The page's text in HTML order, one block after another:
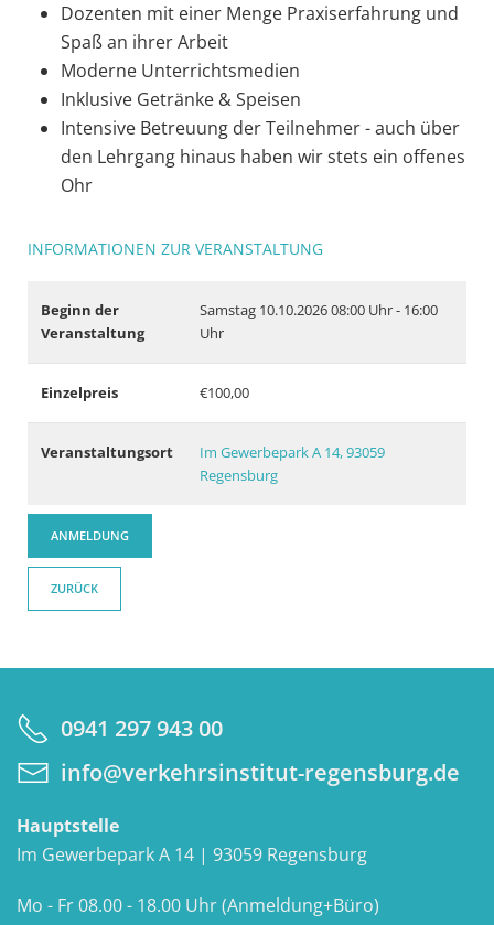
Dozenten mit einer Menge Praxiserfahrung und
Spaß an ihrer Arbeit
Moderne Unterrichtsmedien
Inklusive Getränke & Speisen
Intensive Betreuung der Teilnehmer - auch über
den Lehrgang hinaus haben wir stets ein offenes
Ohr
INFORMATIONEN ZUR VERANSTALTUNG
Beginn der
Veranstaltung
Samstag 10.10.202608:00 Uhr - 16:00
Uhr
Einzelpreis €100,00
Veranstaltungsort
Im Gewerbepark A 14, 93059
Regensburg
ANMELDUNG
ZURÜCK
0941 297 943 00
info@verkehrsinstitut-regensburg.de
Hauptstelle
Im Gewerbepark A 14 | 93059 Regensburg
Mo - Fr 08.00 - 18.00 Uhr (Anmeldung+Büro)